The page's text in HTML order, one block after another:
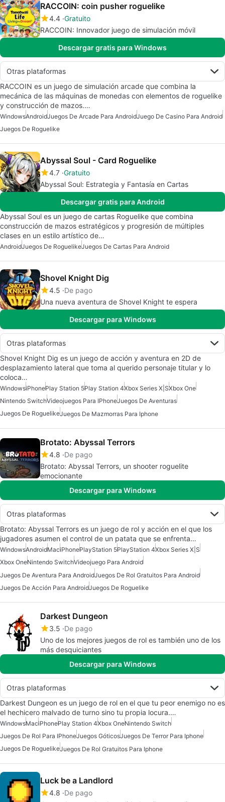
RACCOIN: coin pusher roguelike
4.4 Gratuito
RACCOIN: Innovador juego de simulación móvil
Descargar gratis para Windows
Otras plataformas
RACCOIN es un juego de simulación arcade que combina la
mecánica de las máquinas de monedas con elementos de roguelike
y construcción de mazos.…
WindowsAndroidJuegos De Arcade Para AndroidJuego De Casino Para Android
Juegos De Roguelike
Abyssal Soul - Card Roguelike
4.7 Gratuito
Abyssal Soul: Estrategia y Fantasía en Cartas
Descargar gratis para Android
Abyssal Soul es un juego de cartas Roguelike que combina
construcción de mazos estratégicos y progresión de múltiples
clases en un estilo artístico de…
AndroidJuegos De RoguelikeJuegos De Cartas Para Android
Shovel Knight Dig
4.5 De pago
Una nueva aventura de Shovel Knight te espera
Descargar para Windows
Otras plataformas
Shovel Knight Dig es un juego de acción y aventura en 2D de
desplazamiento lateral que toma al querido personaje titular y lo
coloca…
WindowsiPhonePlay Station 5Play Station 4Xbox Series X|SXbox One
Nintendo SwitchVideojuegos Para IPhoneJuegos De Aventuras
Juegos De RoguelikeJuegos De Mazmorras Para Iphone
Brotato: Abyssal Terrors
4.8 De pago
Brotato: Abyssal Terrors, un shooter roguelite
emocionante
Descargar para Windows
Otras plataformas
Brotato: Abyssal Terrors es un juego de rol y acción en el que los
jugadores asumen el control de un patata que se enfrenta…
WindowsAndroidMaciPhonePlayStation 5PlayStation 4Xbox Series X|S
Xbox OneNintendo SwitchVideojuego Para Android
Juegos De Aventura Para AndroidJuegos De Rol Gratuitos Para Android
Juegos De Acción Para AndroidJuegos De Roguelike
Darkest Dungeon
3.5 De pago
Uno de los mejores juegos de rol es también uno de los
más desquiciantes
Descargar para Windows
Otras plataformas
Darkest Dungeon es un juego de rol en el que tu peor enemigo no es
el hechicero malvado de turno sino tu propia locura.…
WindowsMaciPhonePlay Station 4Xbox OneNintendo Switch
Juegos De Rol Para IPhoneJuegos GóticosJuegos De Terror Para Iphone
Juegos De RoguelikeJuegos De Rol Gratuitos Para Iphone
Luck be a Landlord
4.8 De pago